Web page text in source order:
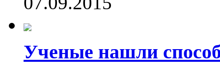
Ученые нашли